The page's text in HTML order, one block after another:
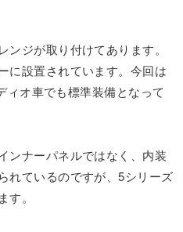
ンジが取り付けてあります。
に設置されています。今回は
ィオ車でも標準装備となって
ンナーパネルではなく、内装
れているのですが、5シリーズ
。